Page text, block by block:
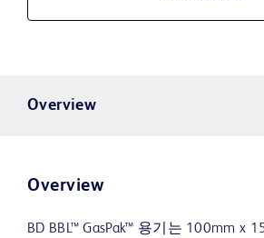
Overview
Overview
BD BBL™ GasPak™ 용기는 100mm x